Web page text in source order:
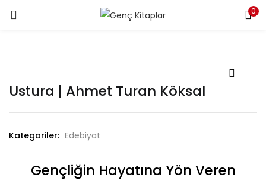
0
Ustura | Ahmet Turan Köksal
Kategoriler: Edebiyat
Gençliğin Hayatına Yön Veren
Remember me
Login